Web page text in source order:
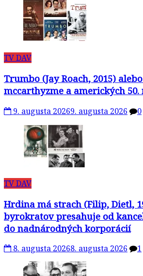
TV DAV
Trumbo (Jay Roach, 2015)
mccarthyzme a amerických 50.
9. augusta 20269. augusta 2026 0
TV DAV
Hrdina má strach (Filip, Dietl,
byrokratov presahuje od
do nadnárodných korporácií
8. augusta 20268. augusta 2026 1